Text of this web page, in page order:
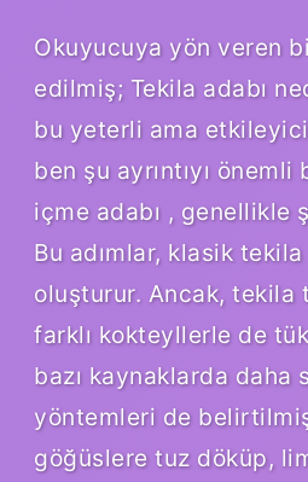
Okuyucuya yön veren
edilmiş; Tekila adabı
bu yeterli ama
ben şu ayrıntıyı
içme adabı , genellikle
Bu adımlar, klasik
oluşturur. Ancak, tekila
farklı kokteyllerle de
bazı kaynaklarda daha
yöntemleri de
göğüslere tuz döküp,